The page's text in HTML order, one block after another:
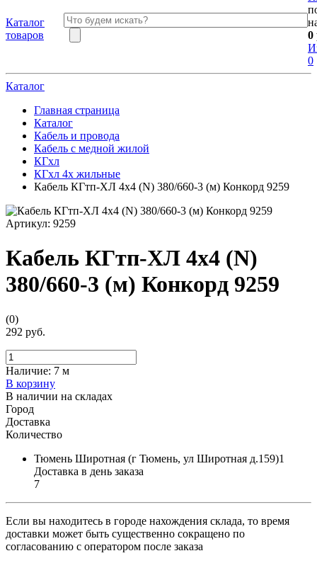
Каталог
товаров
0
0
Каталог
Главная страница
Каталог
Кабель и провода
Кабель с медной жилой
КГхл
КГхл 4х жильные
Кабель КГтп-ХЛ 4х4 (N) 380/660-3 (м) Конкорд 9259
Артикул: 9259
Кабель КГтп-ХЛ 4х4 (N)
380/660-3 (м) Конкорд 9259
(0)
292 руб.
Наличие: 7 м
В корзину
В наличии на складах
Город
Доставка
Количество
Тюмень Широтная (г Тюмень, ул Широтная д.159)1
Доставка в день заказа
7
Если вы находитесь в городе нахождения склада, то время
доставки может быть существенно сокращено по
согласованию с оператором после заказа